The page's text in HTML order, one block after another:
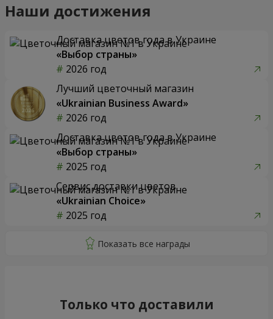
Наши достижения
Доставка цветов года в Украине
«Выбор страны»
2026 год
Лучший цветочный магазин
«Ukrainian Business Award»
2026 год
Доставка цветов года в Украине
«Выбор страны»
2025 год
Сервис доставки цветов
«Ukrainian Choice»
2025 год
Только что доставили